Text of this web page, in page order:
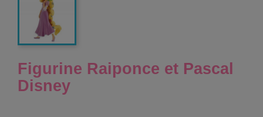
Figurine Raiponce et Pascal
Disney